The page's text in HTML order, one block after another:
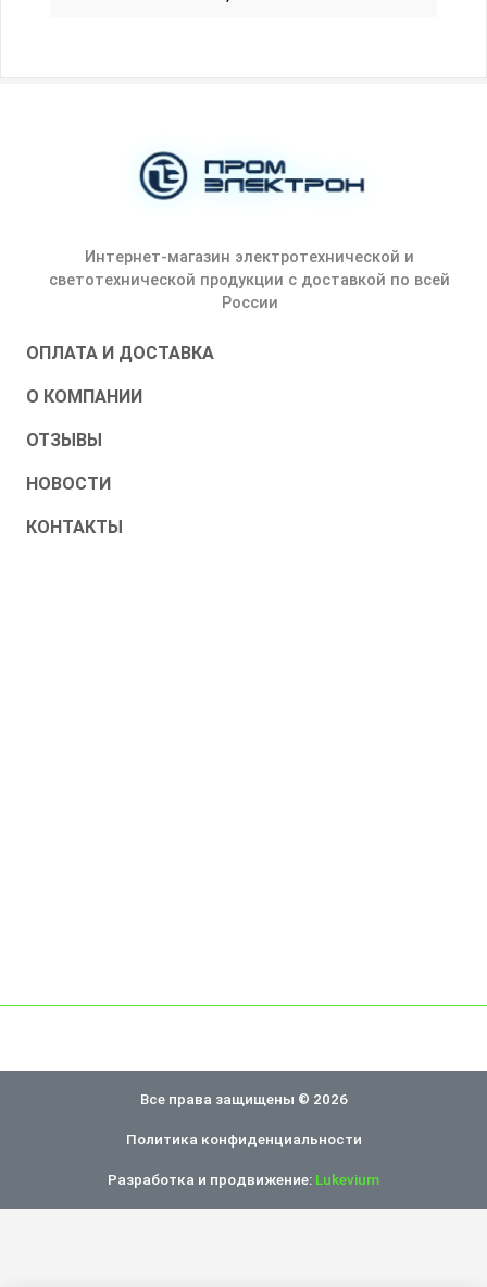
Интернет-магазин электротехнической и
светотехнической продукции с доставкой по всей
России
ОПЛАТА И ДОСТАВКА
О КОМПАНИИ
ОТЗЫВЫ
НОВОСТИ
КОНТАКТЫ
Все права защищены © 2026
Политика конфиденциальности
Разработка и продвижение: Lukevium